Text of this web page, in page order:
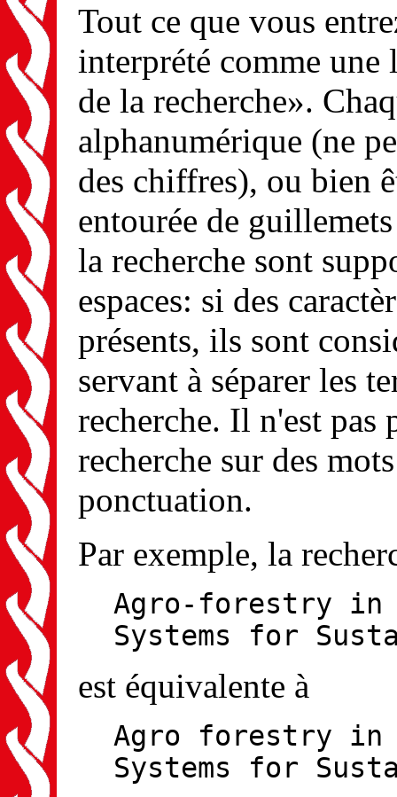
Tout ce que vous
interprété comme une
de la recherche».
alphanumérique (ne
des chiffres), ou bien
entourée de
la recherche sont
espaces: si des
présents, ils sont
servant à séparer les
recherche. Il n'est pas
recherche sur des
ponctuation.
Par exemple, la
Agro-forestry
Systems for
est équivalente à
Agro forestry
Systems for